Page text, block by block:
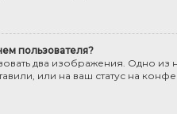
пользователя?
два изображения. Одно
или на ваш статус на